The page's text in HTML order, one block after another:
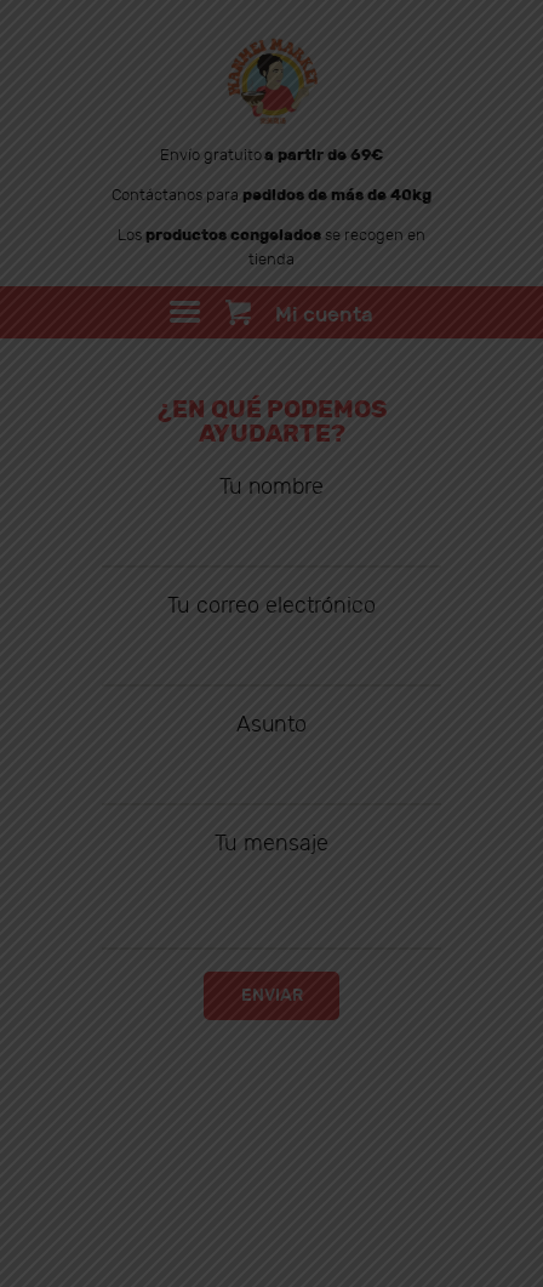
Envío gratuitoa partir de 69€
Contáctanos para pedidos de más de 40kg
Losproductos congeladosse recogen en
tienda
Mi cuenta
WANMEI MARKET
SOBRE WANMEI
¿EN QUÉ PODEMOS
AYUDARTE?
Tu nombre
Tu correo electrónico
Asunto
Tu mensaje